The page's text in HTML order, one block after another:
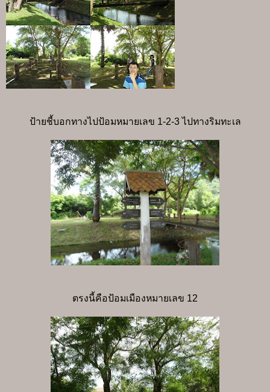
ป้ายชี้บอกทางไปป้อมหมายเลข 1-2-3 ไปทางริมทะเล
ตรงนี้คือป้อมเมืองหมายเลข 12